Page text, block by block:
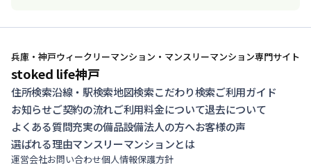
兵庫・神戸ウィークリーマンション・マンスリーマンション専門サイト
stoked life神戸
住所検索沿線・駅検索地図検索こだわり検索ご利用ガイド
お知らせご契約の流れご利用料金について退去について
よくある質問充実の備品設備法人の方へお客様の声
選ばれる理由マンスリーマンションとは
運営会社お問い合わせ個人情報保護方針